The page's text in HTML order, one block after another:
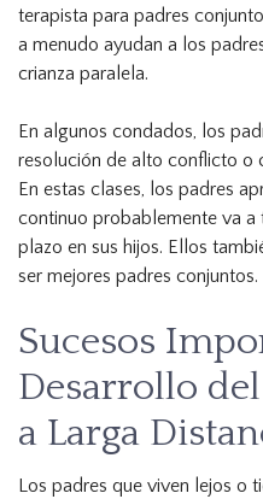
terapista para padres
a menudo ayudan a los
crianza paralela.
En algunos condados, los
resolución de alto conflicto o
En estas clases, los padres
continuo probablemente va
plazo en sus hijos. Ellos
ser mejores padres conjuntos.
Sucesos
Desarrollo
a Larga
Los padres que viven lejos o